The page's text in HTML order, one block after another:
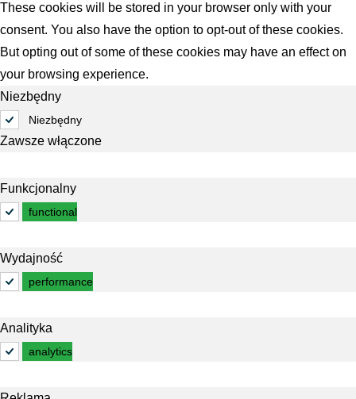
These cookies will be stored in your browser only with your
consent. You also have the option to opt-out of these cookies.
But opting out of some of these cookies may have an effect on
your browsing experience.
Niezbędny
Niezbędny
Zawsze włączone
Funkcjonalny
functional
Wydajność
performance
Analityka
analytics